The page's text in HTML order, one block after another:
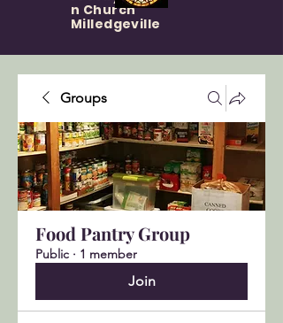
n Church
Milledgeville
Groups
Food Pantry Group
Public · 1 member
Join